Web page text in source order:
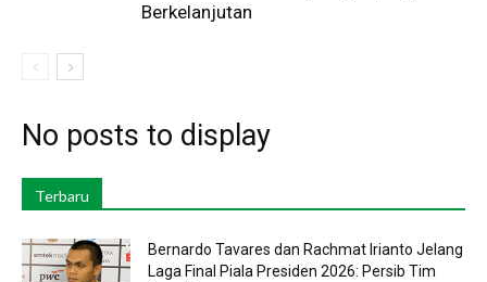
Berkelanjutan
No posts to display
Terbaru
Bernardo Tavares dan Rachmat Irianto Jelang
Laga Final Piala Presiden 2026: Persib Tim